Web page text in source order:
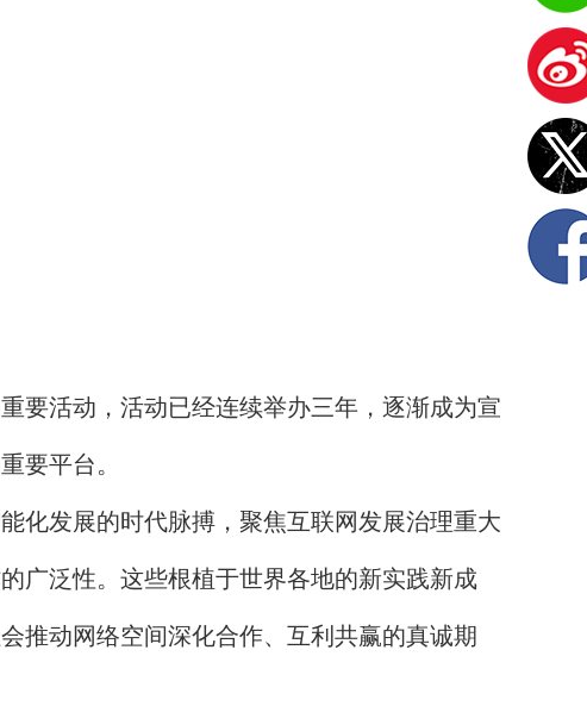
要活动，活动已经连续举办三年，逐渐成为宣
要平台。
化发展的时代脉搏，聚焦互联网发展治理重大
广泛性。这些根植于世界各地的新实践新成
推动网络空间深化合作、互利共赢的真诚期